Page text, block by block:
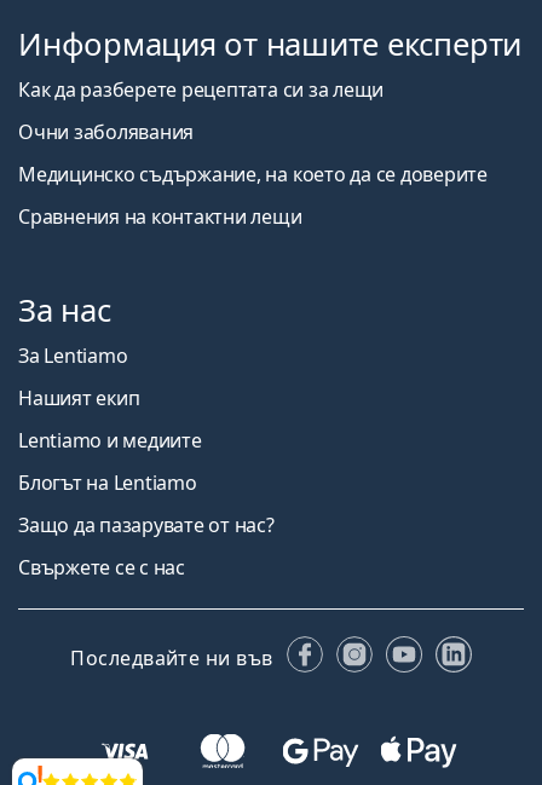
Информация от нашите експерти
Как да разберете рецептата си за лещи
Очни заболявания
Медицинско съдържание, на което да се доверите
Сравнения на контактни лещи
За нас
За Lentiamo
Нашият екип
Lentiamo и медиите
Блогът на Lentiamo
Защо да пазарувате от нас?
Свържете се с нас
Последвайте ни във FacebookInstagram
YouTube